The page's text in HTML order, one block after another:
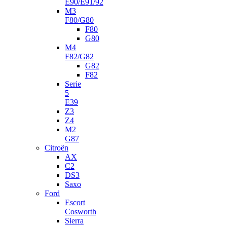
E90/E91/92
M3
F80/G80
F80
G80
M4
F82/G82
G82
F82
Serie
5
E39
Z3
Z4
M2
G87
Citroën
AX
C2
DS3
Saxo
Ford
Escort
Cosworth
Sierra